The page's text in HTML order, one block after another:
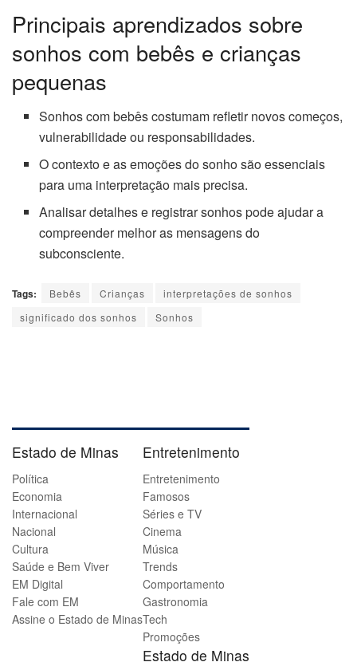
Principais aprendizados sobre
sonhos com bebês e crianças
pequenas
Sonhos com bebês costumam refletir novos começos,
vulnerabilidade ou responsabilidades.
O contexto e as emoções do sonho são essenciais
para uma interpretação mais precisa.
Analisar detalhes e registrar sonhos pode ajudar a
compreender melhor as mensagens do
subconsciente.
Tags: Bebês Crianças
interpretações de sonhos
significado dos sonhos
Sonhos
Estado de Minas
Política
Economia
Internacional
Nacional
Cultura
Saúde e Bem Viver
EM Digital
Fale com EM
Assine o Estado de Minas
Entretenimento
Entretenimento
Famosos
Séries e TV
Cinema
Música
Trends
Comportamento
Gastronomia
Tech
Promoções
Estado de Minas